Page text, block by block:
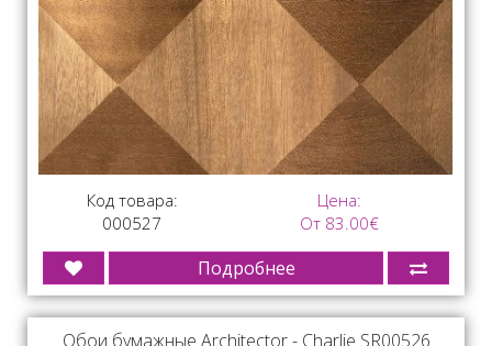
Код товара:
000527
Цена:
От 83.00€
Подробнее
Обои бумажные Architector - Charlie SR00526